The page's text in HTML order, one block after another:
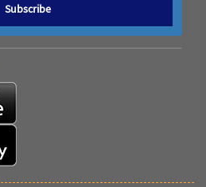
Subscribe